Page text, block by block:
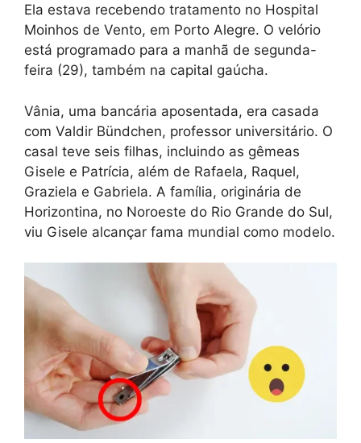
Ela estava recebendo tratamento no Hospital
Moinhos de Vento, em Porto Alegre. O velório
está programado para a manhã de segunda-
feira (29), também na capital gaúcha.
Vânia, uma bancária aposentada, era casada
com Valdir Bündchen, professor universitário. O
casal teve seis filhas, incluindo as gêmeas
Gisele e Patrícia, além de Rafaela, Raquel,
Graziela e Gabriela. A família, originária de
Horizontina, no Noroeste do Rio Grande do Sul,
viu Gisele alcançar fama mundial como modelo.